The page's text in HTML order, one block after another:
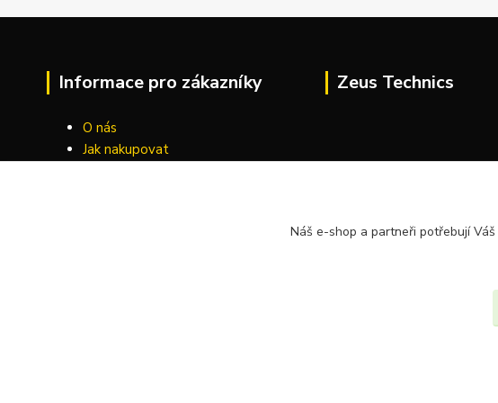
Informace pro zákazníky
O nás
Jak nakupovat
Zeus Technics
Náš e-shop a partneři potřebují Váš